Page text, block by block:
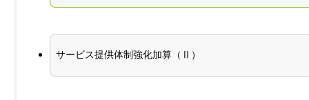
サービス提供体制強化加算（Ⅱ）